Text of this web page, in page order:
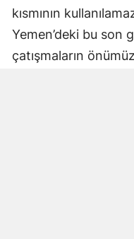
kısmının
Yemen’deki bu son
çatışmaların